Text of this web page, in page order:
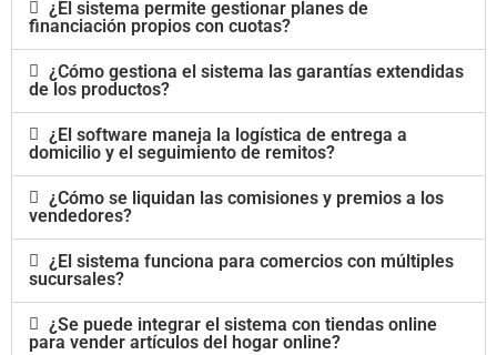
¿El sistema permite gestionar planes de
financiación propios con cuotas?
¿Cómo gestiona el sistema las garantías extendidas
de los productos?
¿El software maneja la logística de entrega a
domicilio y el seguimiento de remitos?
¿Cómo se liquidan las comisiones y premios a los
vendedores?
¿El sistema funciona para comercios con múltiples
sucursales?
¿Se puede integrar el sistema con tiendas online
para vender artículos del hogar online?